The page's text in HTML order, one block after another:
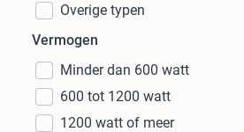
Overige typen
Vermogen
Minder dan 600 watt
600 tot 1200 watt
1200 watt of meer